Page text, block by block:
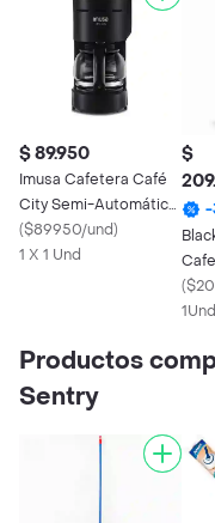
$ 89.950
Imusa Cafetera Café
City Semi-Automática
Negra
($89950/und)
1 X 1 Und
$
-
12
(
1Und
Productos
Sentry